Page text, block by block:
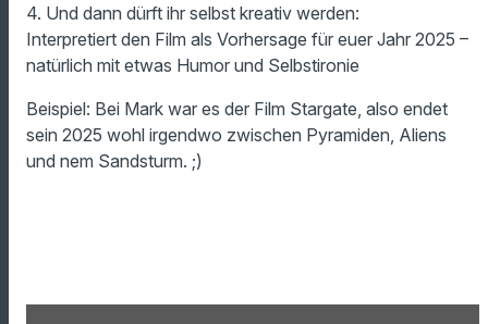
4. Und dann dürft ihr selbst kreativ werden:
Interpretiert den Film als Vorhersage für euer Jahr 2025 –
natürlich mit etwas Humor und Selbstironie
Beispiel: Bei Mark war es der Film Stargate, also endet
sein 2025 wohl irgendwo zwischen Pyramiden, Aliens
und nem Sandsturm. ;)